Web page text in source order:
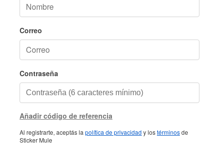
Correo
Contraseña
Añadir código de referencia
Al registrarte, aceptás la política de privacidad y lostérminosde
Sticker Mule